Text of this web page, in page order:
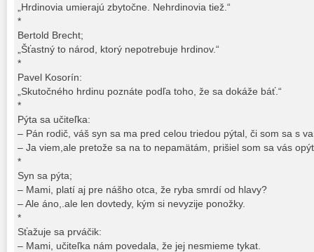
„Hrdinovia umierajú zbytočne. Nehrdinovia tiež.“
*
Bertold Brecht;
„Šťastný to národ, ktorý nepotrebuje hrdinov.“
*
Pavel Kosorín:
„Skutočného hrdinu poznáte podľa toho, že sa dokáže báť.“
*
Pýta sa učiteľka:
– Pán rodič, váš syn sa ma pred celou triedou pýtal, či som sa s
– Ja viem,ale pretože sa na to nepamätám, prišiel som sa vás
*
Syn sa pýta;
– Mami, platí aj pre nášho otca, že ryba smrdí od hlavy?
– Ale áno,.ale len dovtedy, kým si nevyzije ponožky.
*
Sťažuje sa prváčik:
– Mami, učiteľka nám povedala, že jej nesmieme tykat.